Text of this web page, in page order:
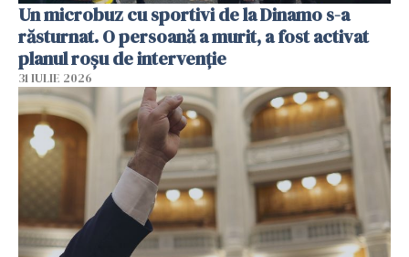
Un microbuz cu sportivi de la Dinamo s-a
răsturnat. O persoană a murit, a fost activat
planul roșu de intervenție
31 IULIE 2026